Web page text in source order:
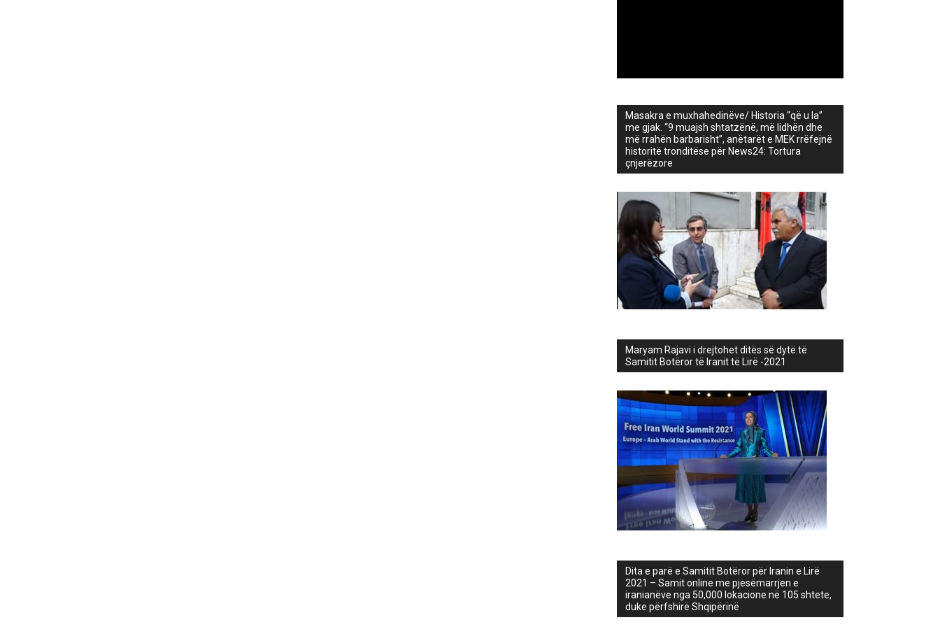
Masakra e muxhahedinëve/ Historia “që u la”
me gjak. “9 muajsh shtatzënë, më lidhën dhe
më rrahën barbarisht”, anëtarët e MEK rrëfejnë
historitë tronditëse për News24: Tortura
çnjerëzore
Maryam Rajavi i drejtohet ditës së dytë të
Samitit Botëror të Iranit të Lirë -2021
Dita e parë e Samitit Botëror për Iranin e Lirë
2021 – Samit online me pjesëmarrjen e
iranianëve nga 50,000 lokacione në 105 shtete,
duke përfshirë Shqipërinë